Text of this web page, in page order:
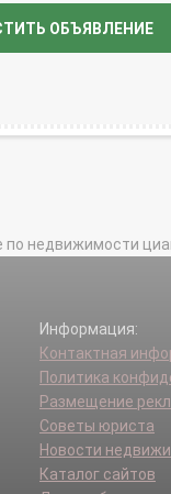
ОБЪЯВЛЕНИЕ
недвижимости
Информация:
Контактная
Политика
Размещение
Советы юриста
Новости
Каталог сайтов